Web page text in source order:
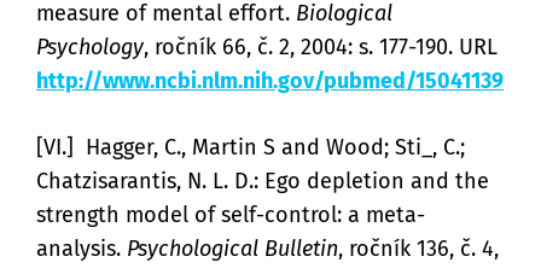
measure of mental effort. Biological
Psychology, ročník 66, č. 2, 2004: s. 177-190. URL
http://www.ncbi.nlm.nih.gov/pubmed/15041139
[VI.] Hagger, C., Martin S and Wood; Sti_, C.;
Chatzisarantis, N. L. D.: Ego depletion and the
strength model of self-control: a meta-
analysis. Psychological Bulletin, ročník 136, č. 4,